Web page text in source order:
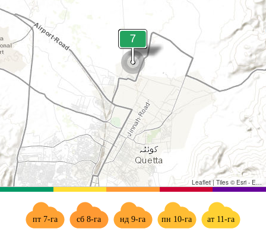
Leaflet | Tiles © Esri - Esri, DeLorme, NAVTEQ, TomTom, Intermap, iPC, USGS, FAO, NPS, NRCAN, GeoBase, Kadaster NL, Ordnance Survey, Esri Japan, METI, Esri China (Hong Kong), and the GIS User Community
пт 7-га сб 8-га нд 9-га пн 10-га ат 11-га